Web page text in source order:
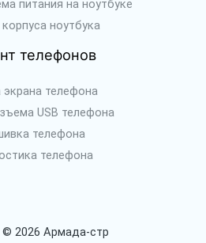
питания на ноутбуке
ноутбука
телефонов
экрана телефона
USB телефона
телефона
телефона
© 2026 Армада-стр